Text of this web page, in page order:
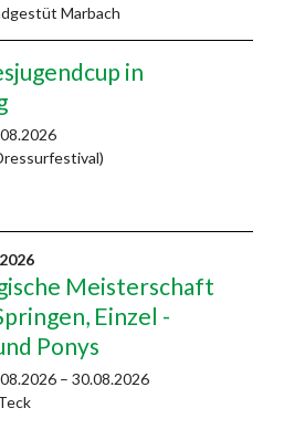
Marbach
in
Meisterschaft
Einzel -
Ponys
– 30.08.2026